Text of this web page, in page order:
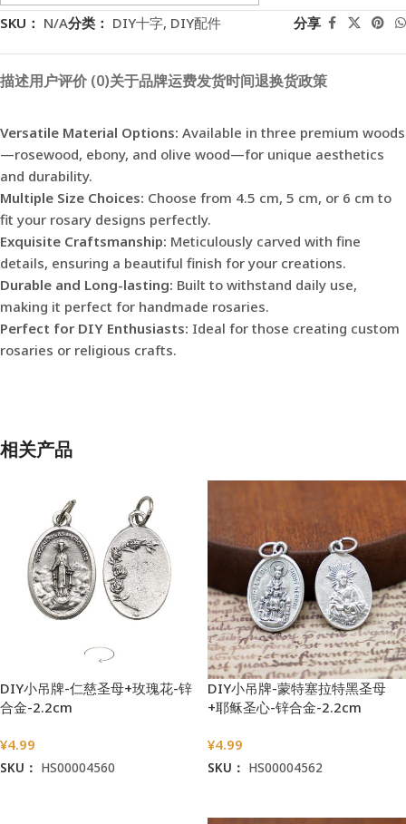
SKU： N/A分类： DIY十字, DIY配件 分享
描述用户评价 (0)关于品牌运费发货时间退换货政策
Versatile Material Options: Available in three premium woods
—rosewood, ebony, and olive wood—for unique aesthetics
and durability.
Multiple Size Choices: Choose from 4.5 cm, 5 cm, or 6 cm to
fit your rosary designs perfectly.
Exquisite Craftsmanship: Meticulously carved with fine
details, ensuring a beautiful finish for your creations.
Durable and Long-lasting: Built to withstand daily use,
making it perfect for handmade rosaries.
Perfect for DIY Enthusiasts: Ideal for those creating custom
rosaries or religious crafts.
相关产品
DIY小吊牌-仁慈圣母+玫瑰花-锌
合金-2.2cm
¥4.99
SKU： HS00004560
DIY小吊牌-蒙特塞拉特黑圣母
+耶稣圣心-锌合金-2.2cm
¥4.99
SKU： HS00004562